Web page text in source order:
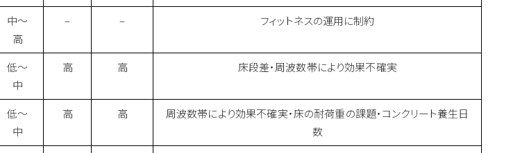
中～
高
– – フィットネスの運用に制約
低～
中
高 高 床段差・周波数帯により効果不確実
低～
中
高 高
周波数帯により効果不確実・床の耐荷重の課題・コンクリート養生日
数